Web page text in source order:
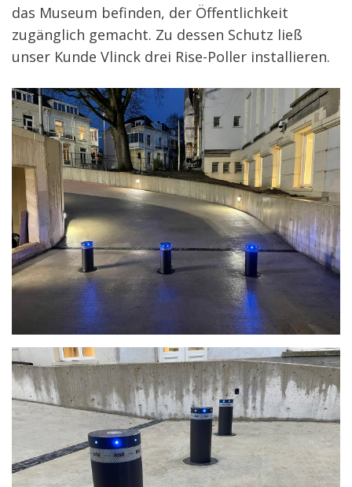
das Museum befinden, der Öffentlichkeit
zugänglich gemacht. Zu dessen Schutz ließ
unser Kunde Vlinck drei Rise-Poller installieren.